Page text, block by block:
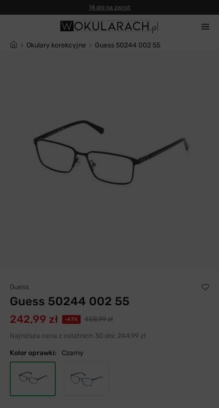
14 dni na zwrot
Okulary korekcyjne Guess 50244 002 55
Guess
Guess 50244 002 55
242,99 zł -47%
458,99 zł
Najniższa cena z ostatnich 30 dni: 244,99 zł
Kolor oprawki: Czarny